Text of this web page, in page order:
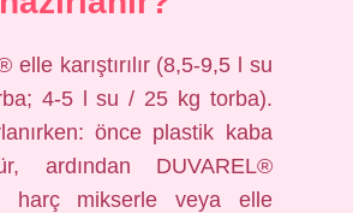
elle karıştırılır (8,5-9,5 l su
4-5 l su / 25 kg torba).
önce plastik kaba
ardından DUVAREL®
harç mikserle veya elle